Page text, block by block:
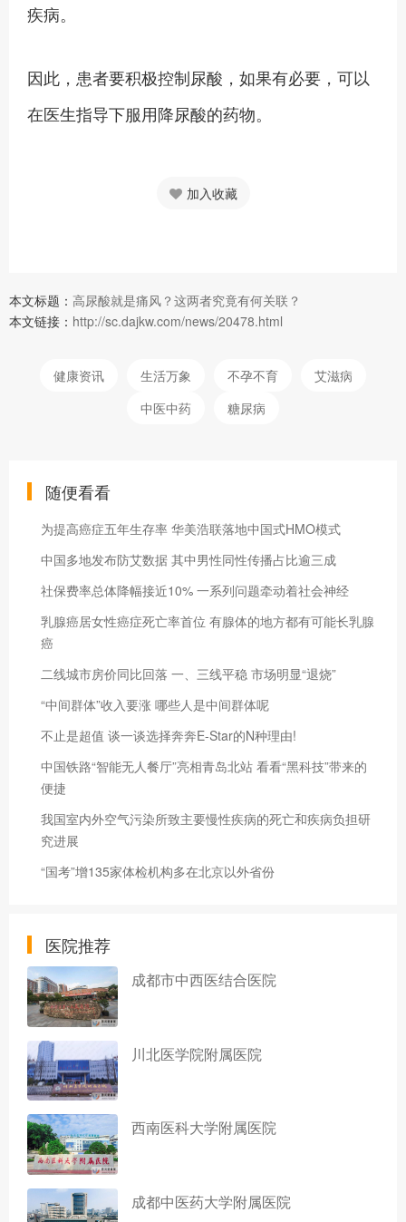
疾病。
因此，患者要积极控制尿酸，如果有必要，可以
在医生指导下服用降尿酸的药物。
加入收藏
本文标题： 高尿酸就是痛风？这两者究竟有何关联？
本文链接： http://sc.dajkw.com/news/20478.html
健康资讯 生活万象 不孕不育
艾滋病
中医中药
糖尿病
随便看看
为提高癌症五年生存率 华美浩联落地中国式HMO模式
中国多地发布防艾数据 其中男性同性传播占比逾三成
社保费率总体降幅接近10% 一系列问题牵动着社会神经
乳腺癌居女性癌症死亡率首位 有腺体的地方都有可能长乳腺
癌
二线城市房价同比回落 一、三线平稳 市场明显“退烧”
“中间群体”收入要涨 哪些人是中间群体呢
不止是超值 谈一谈选择奔奔E-Star的N种理由!
中国铁路“智能无人餐厅”亮相青岛北站 看看“黑科技”带来的
便捷
我国室内外空气污染所致主要慢性疾病的死亡和疾病负担研
究进展
“国考”增135家体检机构多在北京以外省份
医院推荐
成都市中西医结合医院
川北医学院附属医院
西南医科大学附属医院
成都中医药大学附属医院